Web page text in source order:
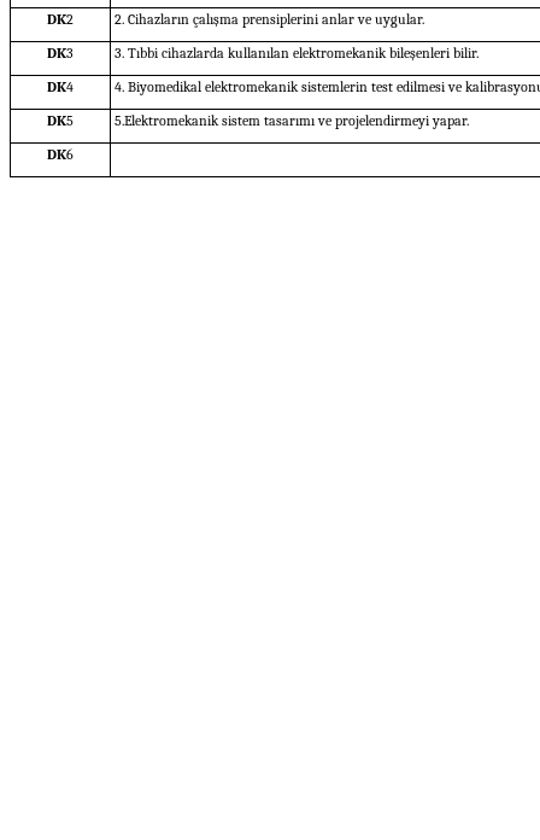
DK2
2. Cihazların çalışma prensiplerini anlar ve uygular.
DK3
3. Tıbbi cihazlarda kullanılan elektromekanik bileşenleri bilir.
DK4
4. Biyomedikal elektromekanik sistemlerin test edilmesi ve
DK5
5.Elektromekanik sistem tasarımı ve projelendirmeyi yapar.
DK6